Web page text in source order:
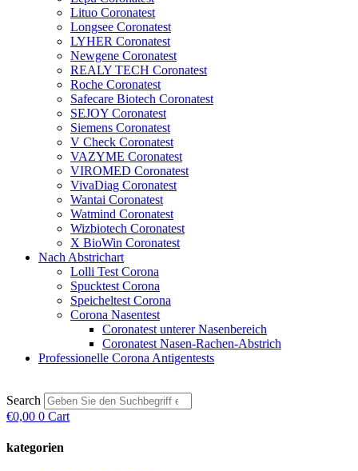
Lituo Coronatest
Longsee Coronatest
LYHER Coronatest
Newgene Coronatest
REALY TECH Coronatest
Roche Coronatest
Safecare Biotech Coronatest
SEJOY Coronatest
Siemens Coronatest
V Check Coronatest
VAZYME Coronatest
VIROMED Coronatest
VivaDiag Coronatest
Wantai Coronatest
Watmind Coronatest
Wizbiotech Coronatest
X BioWin Coronatest
Nach Abstrichart
Lolli Test Corona
Spucktest Corona
Speicheltest Corona
Corona Nasentest
Coronatest unterer Nasenbereich
Coronatest Nasen-Rachen-Abstrich
Professionelle Corona Antigentests
Search
€0,00 0 Cart
kategorien